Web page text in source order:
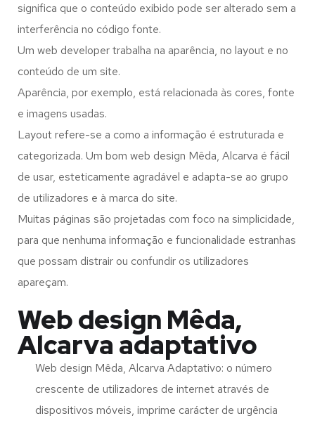
significa que o conteúdo exibido pode ser alterado sem a
interferência no código fonte.
Um web developer trabalha na aparência, no layout e no
conteúdo de um site.
Aparência, por exemplo, está relacionada às cores, fonte
e imagens usadas.
Layout refere-se a como a informação é estruturada e
categorizada. Um bom web design Mêda, Alcarva é fácil
de usar, esteticamente agradável e adapta-se ao grupo
de utilizadores e à marca do site.
Muitas páginas são projetadas com foco na simplicidade,
para que nenhuma informação e funcionalidade estranhas
que possam distrair ou confundir os utilizadores
apareçam.
Web design Mêda,
Alcarva adaptativo
Web design Mêda, Alcarva Adaptativo: o número
crescente de utilizadores de internet através de
dispositivos móveis, imprime carácter de urgência